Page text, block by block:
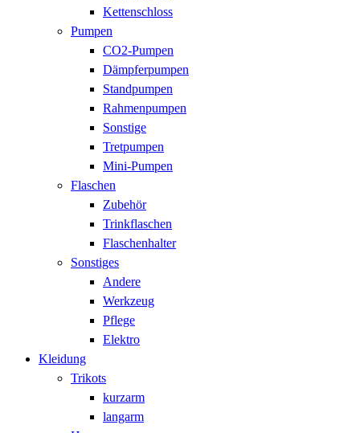
Kettenschloss
Pumpen
CO2-Pumpen
Dämpferpumpen
Standpumpen
Rahmenpumpen
Sonstige
Tretpumpen
Mini-Pumpen
Flaschen
Zubehör
Trinkflaschen
Flaschenhalter
Sonstiges
Andere
Werkzeug
Pflege
Elektro
Kleidung
Trikots
kurzarm
langarm